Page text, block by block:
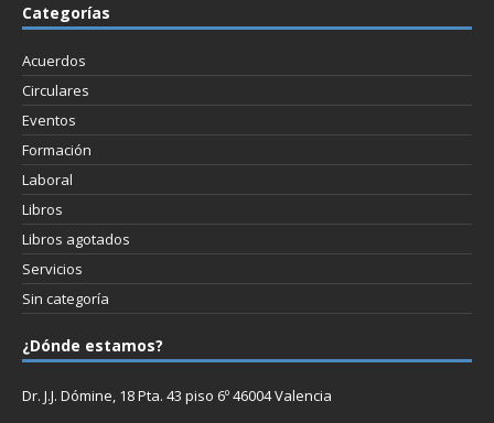
Categorías
Acuerdos
Circulares
Eventos
Formación
Laboral
Libros
Libros agotados
Servicios
Sin categoría
¿Dónde estamos?
Dr. J.J. Dómine, 18 Pta. 43 piso 6º 46004 Valencia